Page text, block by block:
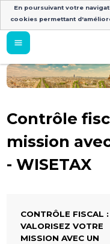
Contrôle
mission
- WISETAX
CONTRÔLE FISCAL :
VALORISEZ VOTRE
MISSION AVEC UN
En poursuivant votre
cookies permettant